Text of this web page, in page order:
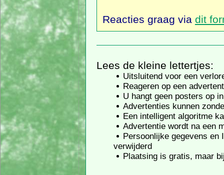
Reacties graag via dit
Lees de kleine lettertjes:
Uitsluitend voor een
Reageren op een
U hangt geen posters op
Advertenties kunnen
Een intelligent algoritme
Advertentie wordt na een
Persoonlijke gegevens
verwijderd
Plaatsing is gratis, maar